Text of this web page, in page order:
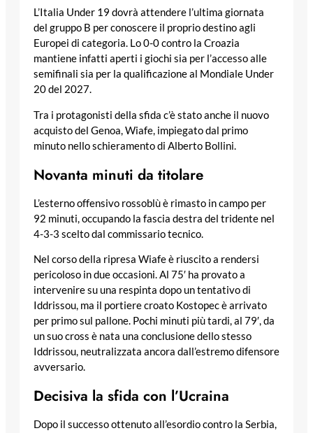
L’Italia Under 19 dovrà attendere l’ultima giornata
del gruppo B per conoscere il proprio destino agli
Europei di categoria. Lo 0-0 contro la Croazia
mantiene infatti aperti i giochi sia per l’accesso alle
semifinali sia per la qualificazione al Mondiale Under
20 del 2027.
Tra i protagonisti della sfida c’è stato anche il nuovo
acquisto del Genoa, Wiafe, impiegato dal primo
minuto nello schieramento di Alberto Bollini.
Novanta minuti da titolare
L’esterno offensivo rossoblù è rimasto in campo per
92 minuti, occupando la fascia destra del tridente nel
4-3-3 scelto dal commissario tecnico.
Nel corso della ripresa Wiafe è riuscito a rendersi
pericoloso in due occasioni. Al 75′ ha provato a
intervenire su una respinta dopo un tentativo di
Iddrissou, ma il portiere croato Kostopec è arrivato
per primo sul pallone. Pochi minuti più tardi, al 79′, da
un suo cross è nata una conclusione dello stesso
Iddrissou, neutralizzata ancora dall’estremo difensore
avversario.
Decisiva la sfida con l’Ucraina
Dopo il successo ottenuto all’esordio contro la Serbia,